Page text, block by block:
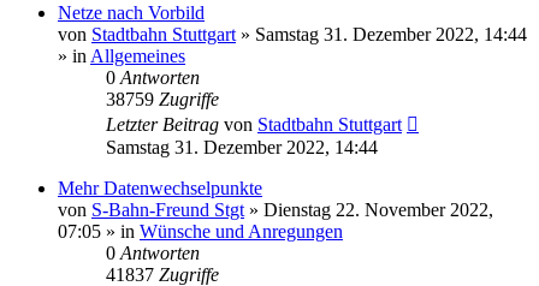
Netze nach Vorbild
von Stadtbahn Stuttgart » Samstag 31. Dezember 2022, 14:44
» in Allgemeines
0 Antworten
38759 Zugriffe
Letzter Beitrag von Stadtbahn Stuttgart
Samstag 31. Dezember 2022, 14:44
Mehr Datenwechselpunkte
von S-Bahn-Freund Stgt » Dienstag 22. November 2022,
07:05 » in Wünsche und Anregungen
0 Antworten
41837 Zugriffe